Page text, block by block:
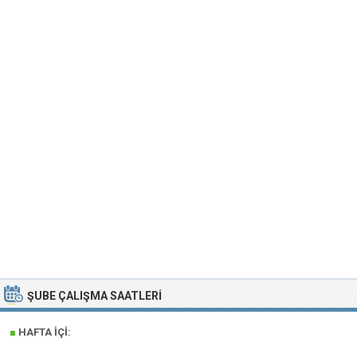
ŞUBE ÇALIŞMA SAATLERI
■ HAFTA İÇI: